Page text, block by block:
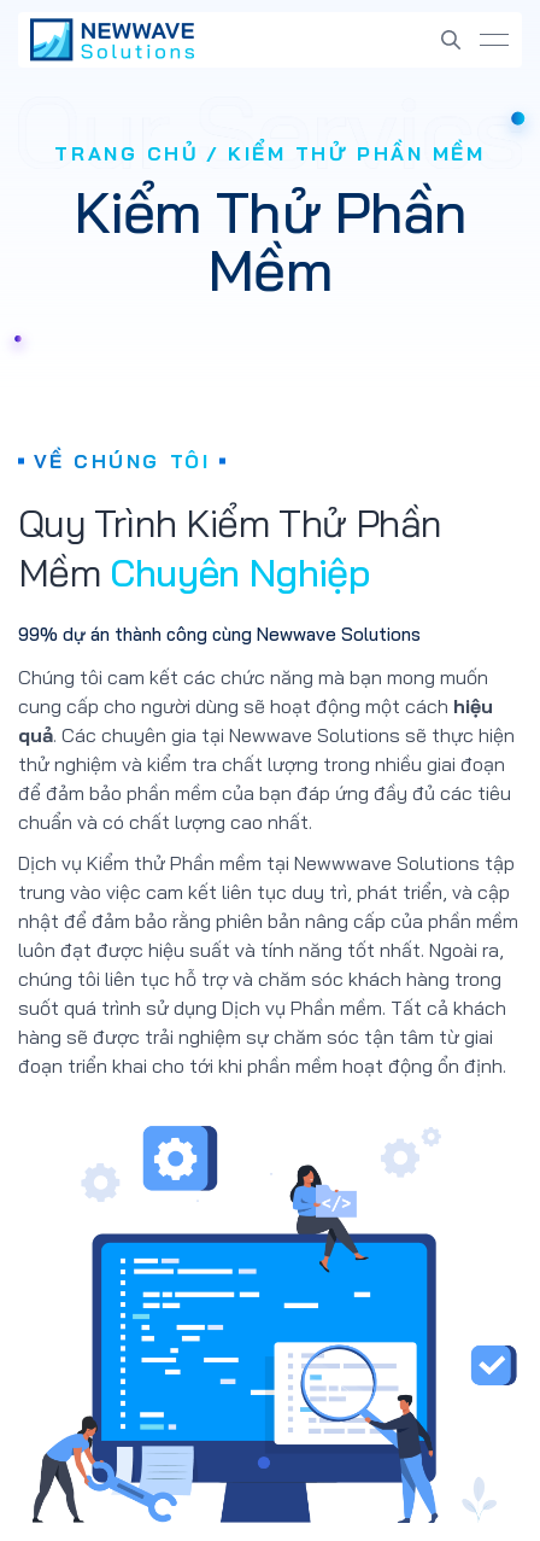
TRANG CHỦ KIỂM THỬ PHẦN MỀM
Kiểm Thử Phần
Mềm
VỀ CHÚNG TÔI
Quy Trình Kiểm Thử Phần
Mềm Chuyên Nghiệp
99% dự án thành công cùng Newwave Solutions
Chúng tôi cam kết các chức năng mà bạn mong muốn
cung cấp cho người dùng sẽ hoạt động một cách hiệu
quả. Các chuyên gia tại Newwave Solutions sẽ thực hiện
thử nghiệm và kiểm tra chất lượng trong nhiều giai đoạn
để đảm bảo phần mềm của bạn đáp ứng đầy đủ các tiêu
chuẩn và có chất lượng cao nhất.
Dịch vụ Kiểm thử Phần mềm tại Newwwave Solutions tập
trung vào việc cam kết liên tục duy trì, phát triển, và cập
nhật để đảm bảo rằng phiên bản nâng cấp của phần mềm
luôn đạt được hiệu suất và tính năng tốt nhất. Ngoài ra,
chúng tôi liên tục hỗ trợ và chăm sóc khách hàng trong
suốt quá trình sử dụng Dịch vụ Phần mềm. Tất cả khách
hàng sẽ được trải nghiệm sự chăm sóc tận tâm từ giai
đoạn triển khai cho tới khi phần mềm hoạt động ổn định.